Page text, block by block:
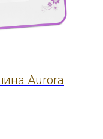
Aurora